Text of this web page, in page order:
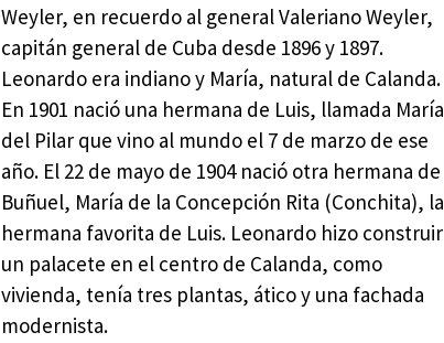
Weyler, en recuerdo al general Valeriano Weyler,
capitán general de Cuba desde 1896 y 1897.
Leonardo era indiano y María, natural de Calanda.
En 1901 nació una hermana de Luis, llamada María
del Pilar que vino al mundo el 7 de marzo de ese
año. El 22 de mayo de 1904 nació otra hermana de
Buñuel, María de la Concepción Rita (Conchita), la
hermana favorita de Luis. Leonardo hizo construir
un palacete en el centro de Calanda, como
vivienda, tenía tres plantas, ático y una fachada
modernista.